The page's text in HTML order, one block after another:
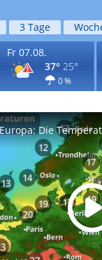
3 Tage
Fr 07.08.
37° 25°
0 %
Die